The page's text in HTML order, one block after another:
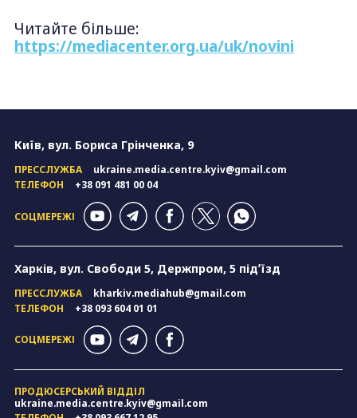
Читайте більше:
https://mediacenter.org.ua/uk/novini
Київ, вул. Бориса Грінченка, 9
ПРЕССЛУЖБА
ukraine.media.centre.kyiv@gmail.com
ТЕЛЕФОН
+38 091 481 00 04
СОЦМЕРЕЖІ
Харків, вул. Свободи 5, Держпром, 5 підʼїзд
ПРЕССЛУЖБА
kharkiv.mediahub@gmail.com
ТЕЛЕФОН
+38 093 604 01 01
СОЦМЕРЕЖІ
ПРОДЮСЕРСЬКИЙ ВІДДІЛ
ukraine.media.centre.kyiv@gmail.com